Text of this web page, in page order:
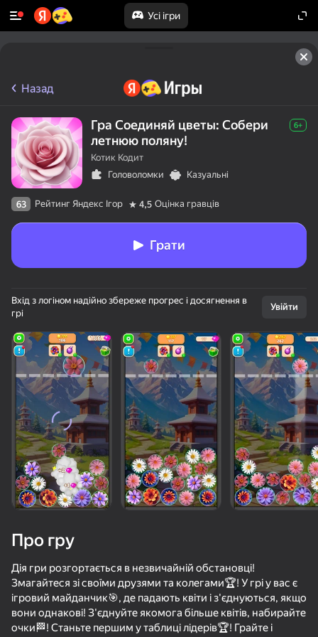
Усі ігри
50+ топ-ігор, у які грають
навіть ті, хто «не грає»
Соединяй цветы! Лопай пузыри! 2048
Water Match: ASMR Водная Сортировка
74
Сад Цветов: Сортировка Букетов
74 78
Назад
Гра Соединяй цветы: Собери
летнюю поляну!
6+
Котик Кодит
Головоломки
Казуальні
63 Рейтинг Яндекс Ігор 4,5 Оцінка гравців
Грати
Вхід з логіном надійно збереже прогрес і досягнення в
грі
Увійти
Про гру
Дія гри розгортається в незвичайній обстановці!
Змагайтеся зі своїми друзями та колегами🏆! У грі у вас є
ігровий майданчик🎯, де падають квіти і з'єднуються, якщо
вони однакові! З'єднуйте якомога більше квітів, набирайте
очки🏁! Станьте першим у таблиці лідерів🏆! Грайте і